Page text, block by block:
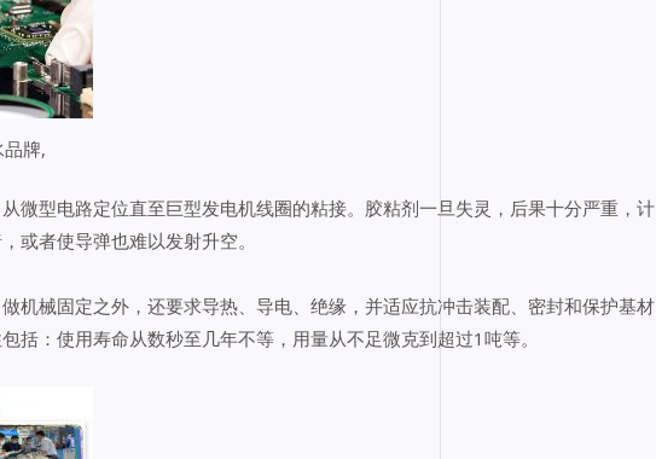
牌,
微型电路定位直至巨型发电机线圈的粘接。胶粘剂一旦失灵，后果十分严重，计
或者使导弹也难以发射升空。
机械固定之外，还要求导热、导电、绝缘，并适应抗冲击装配、密封和保护基材
括：使用寿命从数秒至几年不等，用量从不足微克到超过1吨等。